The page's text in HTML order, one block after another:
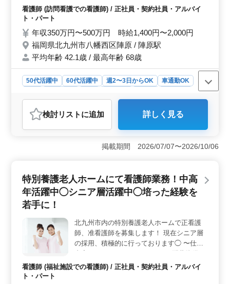
備、与薬 ・入浴の介助 ・食事、排泄補助 ☆
利用者さまが安らげる空間づくりをめざして
おります！ どしどしご応募ください！
看護師 (訪問看護での看護師) / 正社員・契約社員・アルバイ
ト・パート
年収350万円〜500万円 時給1,400円〜2,000円
福岡県北九州市八幡西区陣原 / 陣原駅
平均年齢 42.1歳 / 最高年齢 68歳
50代活躍中 60代活躍中 週2〜3日からOK
車通勤OK
おすすめポイント
＜働きやすい環境＞ 駅から徒歩5分の好立地で、通勤ス
トレスも軽減できます。週2〜3日からの勤務も可能で、
働きやすさ抜群です。また、車通勤もOKなので、自分の
便利です。 ＜経験を活かせる仕事＞ 正看護師もし
くは准看護師免許をお持ちで、看護師実務経験5年以上の
方に最適な職場です。バイタルチェックから配薬準備、
入浴の介助まで、幅広い業務を通じて、利用者さまの安
心・安全な生活を支えることができます。また、50代以
上の方々が活躍している環境なので、経験を活かして活
躍したい方にピッタリです。 ＜働く上でのサポート
＞ ブランクがある方も歓迎します！丁寧な指導がある
まの安らぎを第一に考え、チームで支えあいながら働け
る環境です。やりがいを感じながら、成長できる仕事を
検討リスト に追加 詳しく見る
掲載期間 2026/07/07〜2026/10/06
特別養護老人ホームにて看護師業務！中高
年活躍中◯シニア層活躍中◯培った経験を
若手に！
北九州市内の特別養護老人ホームで正看護
師、准看護師を募集します！ 現在シニア層
の採用、積極的に行っております◯ 〜仕事
与薬 ・簡単な医療処置 ・ベッドメイキング
看護師 (福祉施設での看護師) / 正社員・契約社員・アルバイ
ト・パート